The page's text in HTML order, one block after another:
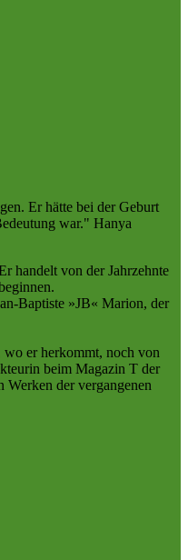
Er hätte bei der Geburt
war." Hanya
handelt von der Jahrzehnte
Baptiste »JB« Marion, der
wo er herkommt, noch von
beim Magazin T der
der vergangenen